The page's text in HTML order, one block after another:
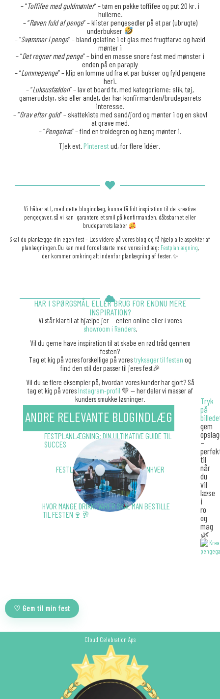
– “Toffifee med guldmønter” – tøm en pakke toffifee og put 20 kr. i
hullerne.
– “Røven fuld af penge” – klister pengesedler på et par (ubrugte)
underbukser
– “Svømmer i penge” – bland gelatine i et glas med frugtfarve og hæld
mønter i
– “Det regner med penge” – bind en masse snore fast med mønster i
enden på en paraply
– “Lommepenge” – klip en lomme ud fra et par bukser og fyld pengene
heri.
– “Luksusfælden” – lav et board fx. med kategorierne: slik, tøj,
gamerudstyr, sko eller andet, der har konfirmanden/brudeparrets
interesse.
– “Grav efter guld” – skattekiste med sand/jord og mønter i og en skovl
at grave med.
– “Pengetræ” – find en troldegren og hæng mønter i.
Tjek evt. Pinterestud, for flere idéer.
Vi håber at I, med dette blogindlæg, kunne få lidt inspiration til de kreative
pengegaver, så vi kan garantere et smil på konfirmanden, dåbsbarnet eller
brudeparrets læber
Skal du planlægge din egen fest – Læs videre på vores blog og få hjælp alle aspekter af
planlægningen. Du kan med fordel starte med vores indlæg: Festplanlægning,
der kommer omkring alt indenfor planlægning af fester. ✨
HAR I SPØRGSMÅL ELLER BRUG FOR ENDNU MERE
INSPIRATION?
Vi står klar til at hjælpe jer — enten online eller i vores
showroom i Randers.
Vil du gerne have inspiration til at skabe en rød tråd gennem
festen?
Tag et kig på vores forskellige på vorestryksager til festen og
find den stil der passer til jeres fest🎉
Vil du se flere eksempler på, hvordan vores kunder har gjort? Så
tag et kig på vores Instagram-profil 💛 — her deler vi masser af
kunders smukke løsninger.
ANDRE RELEVANTE BLOGINDLÆG
FESTPLANLÆGNING: DIN ULTIMATIVE GUIDE TIL
SUCCES
FESTLEGE 🎉: SJOVE IDÉER TIL ENHVER
ANLEDNING
HVOR MANGE DRIKKEVARER SKAL MAN BESTILLE
TIL FESTEN🍷🥂
Tryk
på
gem
–
til
når
du
vil
læse
i
ro
og
mag
🌿
♡ Gem til min fest
Cloud Celebration Aps